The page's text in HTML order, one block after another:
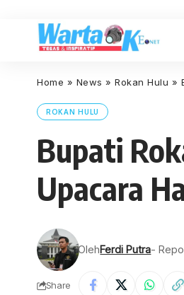
Home » News » Rokan Hulu »
ROKAN HULU
Bupati
Upacara
OlehFerdi Putra-
Share